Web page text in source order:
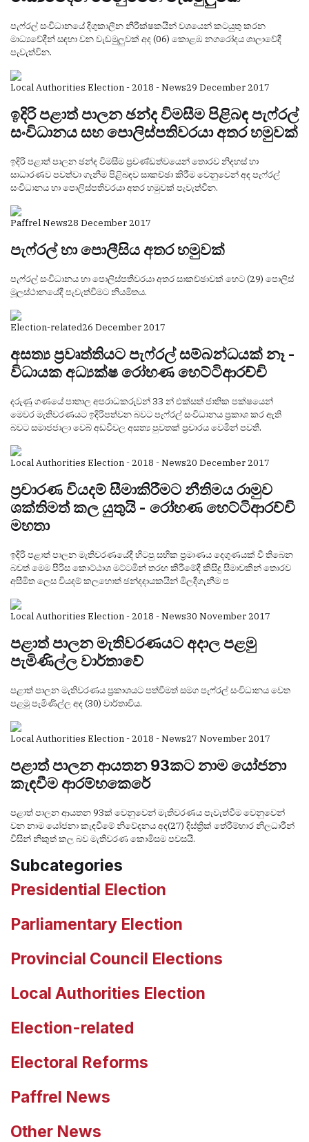
පැෆ්රල් සංවිධානයේ දිගුකාලීන නිරීක්ෂකයින් වශයෙන් කටයුතු කරන
මාධ්‍යවේදීන් සඳහා වන වැඩමුලුවක් අද (06) කොළඹ නගරෝදය ශාලාවේදී
පැවැත්වින.
Local Authorities Election - 2018 - News29 December 2017
ඉදිරි පළාත් පාලන ඡන්ද විමසීම පිළිබඳ පැෆ්රල්
සංවිධානය සහ පොලිස්පතිවරයා අතර හමුවක්
ඉදිරි පළාත් පාලන ඡන්ද විමසීම ප්‍රචණ්ඩත්වයෙන් තොරව නිදහස් හා
සාධාරණව පවත්වා ගැනීම පිළිබඳව සාකච්ඡා කිරීම වෙනුවෙන් අද පැෆ්රල්
සංවිධානය හා පොලිස්පතිවරයා අතර හමුවක් පැවැත්වින.
Paffrel News28 December 2017
පැෆ්රල් හා පොලීසිය අතර හමුවක්
පැෆ්රල් සංවිධානය හා පොලිස්පතිවරයා අතර සාකච්ඡාවක් හෙට (29) පොලිස්
මූලස්ථානයේදී පැවැත්වීමට නියමිතය.
Election-related26 December 2017
අසත්‍ය ප්‍රවෘත්තියට පැෆ්රල් සම්බන්ධයක් නෑ -
විධායක අධ්‍යක්ෂ රෝහණ හෙට්ටිආරච්චි
දරුණු ගණයේ පාතාල අපරාධකරුවන් 33 න් එක්සත් ජාතික පක්ෂයෙන්
මෙවර මැතිවරණයට ඉදිරිපත්වන බවට පැෆ්රල් සංවිධානය ප්‍රකාශ කර ඇති
බවට සමාජජාලා වෙබ් අඩවිවල අසත්‍ය පුවතක් ප්‍රචාරය වෙමින් පවතී.
Local Authorities Election - 2018 - News20 December 2017
ප්‍රචාරණ වියදම් සීමාකිරීමට නීතිමය රාමුව
ශක්තිමත් කල යුතුයි - රෝහණ හෙට්ටිආරච්චි
මහතා
ඉදිරි පළාත් පාලන මැතිවරණයේදී හිටපු සභික ප්‍රමාණය දෙගුණයක් වී තිබෙන
බවත් මෙම පිරිස කොට්ඨාශ මට්ටමින් තරඟ කිරීමේදී කිසිදු සීමාවකින් තොරව
අසීමිත ලෙස වියදම් කලහොත් ඡන්දදායකයින් මිලදීගැනීම ප
Local Authorities Election - 2018 - News30 November 2017
පළාත් පාලන මැතිවරණයට අදාල පළමු
පැමිණිල්ල වාර්තාවේ
පළාත් පාලන මැතිවරණය ප්‍රකාශයට පත්වීමත් සමග පැෆ්රල් සංවිධානය වෙත
පළමු පැමිණිල්ල අද (30) වාර්තාවිය.
Local Authorities Election - 2018 - News27 November 2017
පළාත් පාලන ආයතන 93කට නාම යෝජනා
කැඳවීම ආරම්භකෙරේ
පළාත් පාලන ආයතන 93ක් වෙනුවෙන් මැතිවරණය පැවැත්වීම වෙනුවෙන්
වන නාම යෝජනා කැඳවීමේ නිවේදනය අද(27) දිස්ත්‍රික් තේරීම්භාර නිලධාරීන්
විසින් නිකුත් කල බව මැතිවරණ කොමිසම පවසයි.
Subcategories
Presidential Election
Parliamentary Election
Provincial Council Elections
Local Authorities Election
Election-related
Electoral Reforms
Paffrel News
Other News